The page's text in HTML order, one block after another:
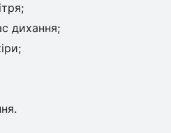
дихання;